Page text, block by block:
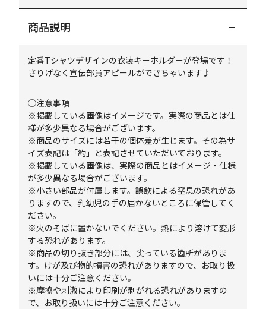
商品説明
定番Tシャツデザインの衣装キーホルダーが登場です！
さりげなく宣伝部員アピールができちゃいます♪
◯注意事項
※掲載している画像はイメージです。実際の商品とは仕
様が多少異なる場合がございます。
※商品のサイズには若干の個体差が生じます。その為サ
イズ表記は「約」と表記させていただいております。
※掲載している画像は、実際の商品とはイメージ・仕様
が多少異なる場合がございます。
※小さい部品が付属します。誤飲による窒息の恐れがあ
りますので、乳幼児の手の届かないところに保管してく
ださい。
※火のそばに置かないでください。熱により溶けて変形
する恐れがあります。
※商品の切り抜き部分には、尖っている箇所がありま
す。けが及び物的損害の恐れがありますので、お取り扱
いには十分ご注意ください。
※摩擦や刺激により印刷が剥がれる恐れがありますの
で、お取り扱いには十分ご注意ください。